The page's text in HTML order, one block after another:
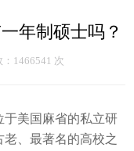
年制硕士吗？
1466541 次
于美国麻省的私立研
老、最著名的高校之